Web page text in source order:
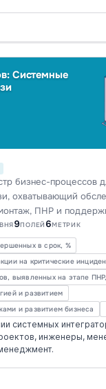
Системные
бизнес-процессов
охватывающий
ПНР и
и оптимизировать
эффективности
9ПОЛЕЙ6МЕТРИК
в срок, %
на критические
выявленных на этапе
и развитием
и развитием бизнеса
системных
инженеры,